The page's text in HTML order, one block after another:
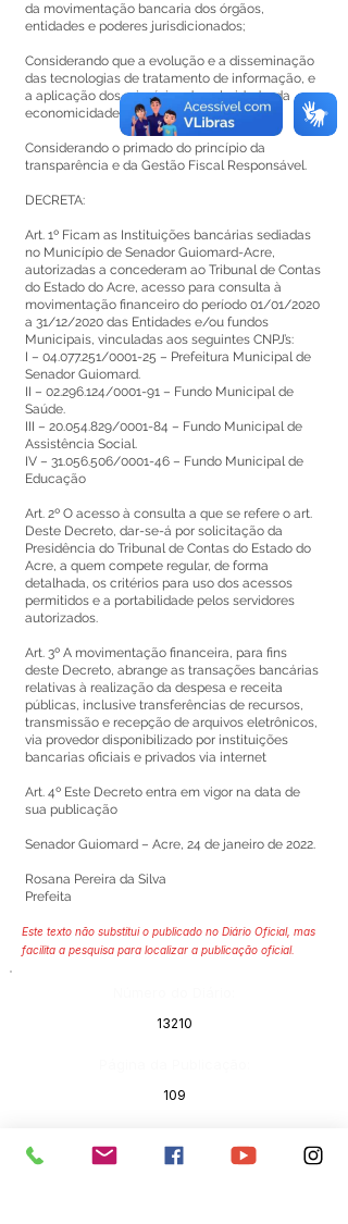
da movimentação bancaria dos órgãos,
entidades e poderes jurisdicionados;
Considerando que a evolução e a disseminação
das tecnologias de tratamento de informação, e
a aplicação dos princípios de celeridade, da
economicidade na Administração Pública;
Considerando o primado do princípio da
transparência e da Gestão Fiscal Responsável.
DECRETA:
Art. 1º Ficam as Instituições bancárias sediadas
no Município de Senador Guiomard-Acre,
autorizadas a concederam ao Tribunal de Contas
do Estado do Acre, acesso para consulta à
movimentação financeiro do período 01/01/2020
a 31/12/2020 das Entidades e/ou fundos
Municipais, vinculadas aos seguintes CNPJ’s:
I – 04.077.251/0001-25 – Prefeitura Municipal de
Senador Guiomard.
II – 02.296.124/0001-91 – Fundo Municipal de
Saúde.
III – 20.054.829/0001-84 – Fundo Municipal de
Assistência Social.
IV – 31.056.506/0001-46 – Fundo Municipal de
Educação
Art. 2º O acesso à consulta a que se refere o art.
Deste Decreto, dar-se-á por solicitação da
Presidência do Tribunal de Contas do Estado do
Acre, a quem compete regular, de forma
detalhada, os critérios para uso dos acessos
permitidos e a portabilidade pelos servidores
autorizados.
Art. 3º A movimentação financeira, para fins
deste Decreto, abrange as transações bancárias
relativas à realização da despesa e receita
públicas, inclusive transferências de recursos,
transmissão e recepção de arquivos eletrônicos,
via provedor disponibilizado por instituições
bancarias oficiais e privados via internet
Art. 4º Este Decreto entra em vigor na data de
sua publicação
Senador Guiomard – Acre, 24 de janeiro de 2022.
Rosana Pereira da Silva
Prefeita
Este texto não substitui o publicado no Diário Oficial, mas
facilita a pesquisa para localizar a publicação oficial.
13210
109
25 de janeiro de 2022